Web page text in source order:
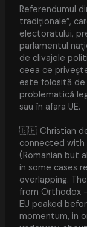
Referendumul
tradiționale”,
electoratului,
parlamentul
de clivajele
ceea ce
este folosită de
problematică
sau în afara UE.
🇬🇧 Christian
connected
(Romanian but
in some cases
overlapping.
from Orthodox
EU peaked
momentum, in